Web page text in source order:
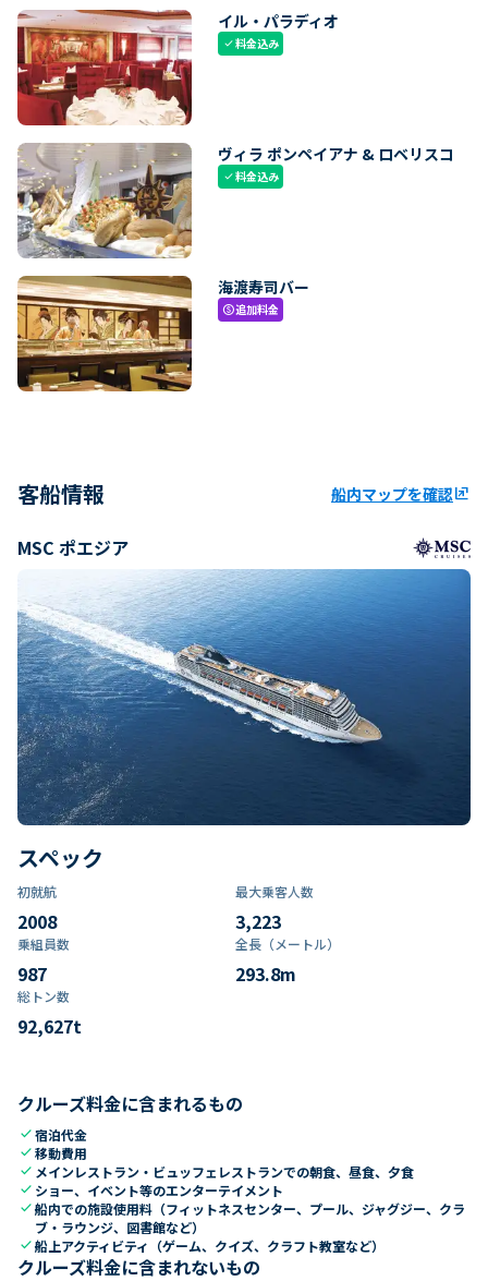
イル・パラディオ
check料金込み
ヴィラ ポンペイアナ & ロベリスコ
check料金込み
海渡寿司バー
paid追加料金
客船情報 船内マップを確認ungroup
MSC ポエジア
スペック
初就航
2008
最大乗客人数
3,223
乗組員数​
987
全長（メートル）
293.8m
総トン数​
92,627t
クルーズ料金に含まれるもの
check宿泊代金
check移動費用
check メインレストラン・ビュッフェレストランでの朝食、昼食、夕食
check ショー、イベント等のエンターテイメント
check船内での施設使用料（フィットネスセンター、プール、ジャグジー、クラ
ブ・ラウンジ、図書館など）
check船上アクティビティ（ゲーム、クイズ、クラフト教室など）
クルーズ料金に含まれないもの